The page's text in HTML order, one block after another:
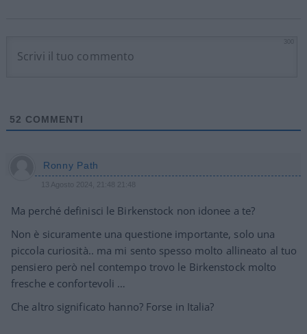
52 COMMENTI
Ronny Path
13 Agosto 2024, 21:48 21:48
Ma perché definisci le Birkenstock non idonee a te?
Non è sicuramente una questione importante, solo una
piccola curiosità.. ma mi sento spesso molto allineato al tuo
pensiero però nel contempo trovo le Birkenstock molto
fresche e confortevoli …
Che altro significato hanno? Forse in Italia?